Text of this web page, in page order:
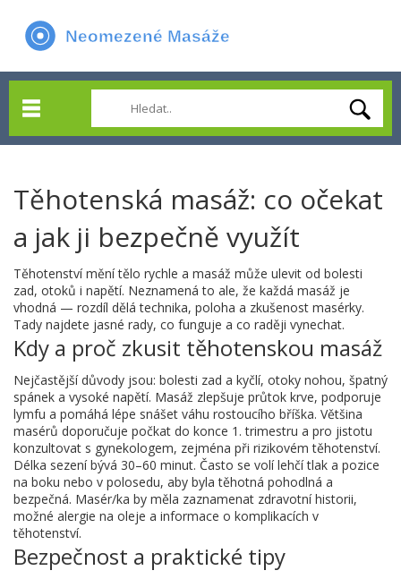
Těhotenská masáž: co očekat
a jak ji bezpečně využít
Těhotenství mění tělo rychle a masáž může ulevit od bolesti
zad, otoků i napětí. Neznamená to ale, že každá masáž je
vhodná — rozdíl dělá technika, poloha a zkušenost masérky.
Tady najdete jasné rady, co funguje a co raději vynechat.
Kdy a proč zkusit těhotenskou masáž
Nejčastější důvody jsou: bolesti zad a kyčlí, otoky nohou, špatný
spánek a vysoké napětí. Masáž zlepšuje průtok krve, podporuje
lymfu a pomáhá lépe snášet váhu rostoucího bříška. Většina
masérů doporučuje počkat do konce 1. trimestru a pro jistotu
konzultovat s gynekologem, zejména při rizikovém těhotenství.
Délka sezení bývá 30–60 minut. Často se volí lehčí tlak a pozice
na boku nebo v polosedu, aby byla těhotná pohodlná a
bezpečná. Masér/ka by měla zaznamenat zdravotní historii,
možné alergie na oleje a informace o komplikacích v
těhotenství.
Bezpečnost a praktické tipy